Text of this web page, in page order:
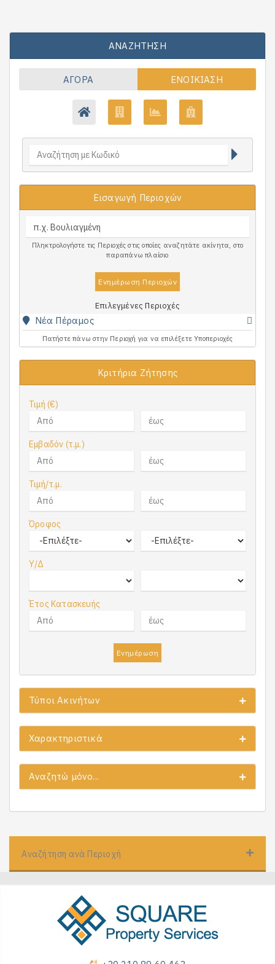
ΑΝΑΖΉΤΗΣΗ
ΑΓΟΡΆ ΕΝΟΙΚΊΑΣΗ
Εισαγωγή Περιοχών
Πληκτρολογήστε τις Περιοχές στις οποίες αναζητάτε ακίνητα, στο
παραπάνω πλαίσιο
Ενημέρωση Περιοχών
Επιλεγμένες Περιοχές
Νέα Πέραμος
Πατήστε πάνω στην Περιοχή για να επιλέξετε Υποπεριοχές
Κριτήρια Ζήτησης
Τιμή (€)
Εμβαδόν (τ.μ.)
Τιμή/τ.μ.
Όροφος
Υ/Δ
Έτος Κατασκευής
Ενημέρωση
Τύποι Ακινήτων
Χαρακτηριστικά
Αναζητώ μόνο...
Αναζήτηση ανά Περιοχή